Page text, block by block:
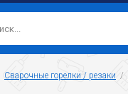
Сварочные горелки / резаки
  /